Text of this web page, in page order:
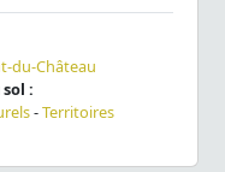
du-Château
:
-Territoires